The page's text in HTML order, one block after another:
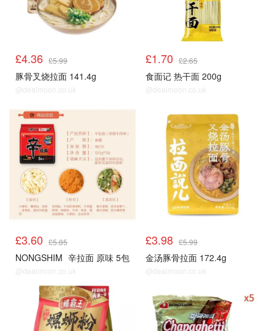
£4.36 £5.99
豚骨叉烧拉面 141.4g
@dealmoon.co.uk
£1.70 £2.65
食面记 热干面 200g
@dealmoon.co.uk
£3.60 £5.85
NONGSHIM 辛拉面 原味 5包
@dealmoon.co.uk
£3.98 £5.99
金汤豚骨拉面 172.4g
@dealmoon.co.uk